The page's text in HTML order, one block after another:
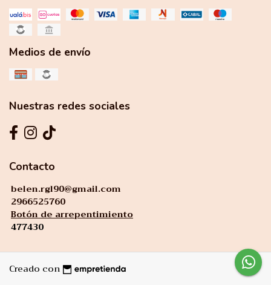
Medios de envío
Nuestras redes sociales
Contacto
belen.rgl90@gmail.com
2966525760
Botón de arrepentimiento
477430
Creado con